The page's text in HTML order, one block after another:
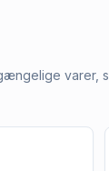
varer,